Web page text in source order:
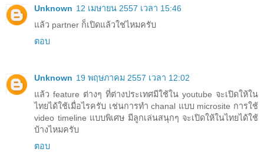
Unknown 12 เมษายน 2557 เวลา 15:46
แล้ว partner ก็เปิดแล้วใช่ไหมครับ
ตอบ
Unknown 19 พฤษภาคม 2557 เวลา 12:02
แล้ว feature ต่างๆ ที่ต่างประเทศมีใช้ใน youtube จะเปิดให้ใน
ไทยได้ใช้เมื่อไรครับ เช่นการทำ chanal แบบ microsite การใช้
video timeline แบบพิเศษ มีลูกเล่นสนุกๆ จะเปิดให้ในไทยได้ใช้
บ้างไหมครับ
ตอบ